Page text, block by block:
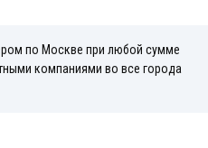
по Москве при любой сумме
компаниями во все города